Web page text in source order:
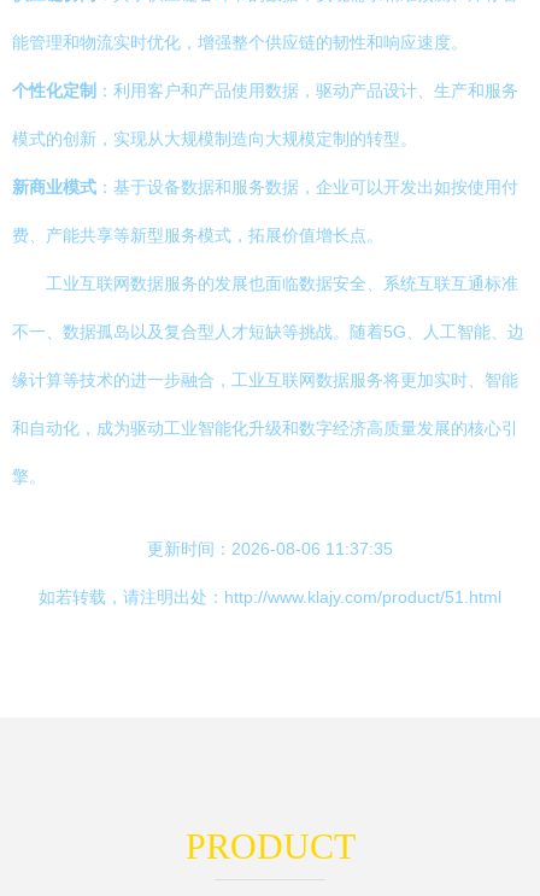
能管理和物流实时优化，增强整个供应链的韧性和响应速度。
个性化定制 ：利用客户和产品使用数据，驱动产品设计、生产和服务
模式的创新，实现从大规模制造向大规模定制的转型。
新商业模式 ：基于设备数据和服务数据，企业可以开发出如按使用付
费、产能共享等新型服务模式，拓展价值增长点。
工业互联网数据服务的发展也面临数据安全、系统互联互通标准
不一、数据孤岛以及复合型人才短缺等挑战。随着5G、人工智能、边
缘计算等技术的进一步融合，工业互联网数据服务将更加实时、智能
和自动化，成为驱动工业智能化升级和数字经济高质量发展的核心引
擎。
更新时间：2026-08-06 11:37:35
如若转载，请注明出处：http://www.klajy.com/product/51.html
PRODUCT